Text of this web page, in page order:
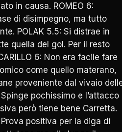
in causa. ROMEO 6:
di disimpegno, ma tutto
POLAK 5.5: Si distrae in
quella del gol. Per il resto
6: Non era facile fare
come quello materano,
proveniente dal vivaio
pochissimo e l’attacco
però tiene bene Carretta.
Prova positiva per la diga di